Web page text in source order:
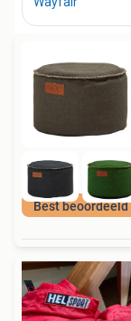
Best beoordeeld